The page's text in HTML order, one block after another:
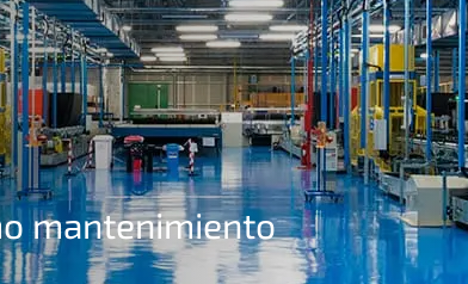
mantenimiento